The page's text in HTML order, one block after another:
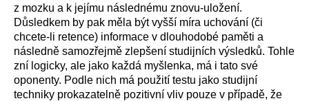
z mozku a k jejímu následnému znovu-uložení.
Důsledkem by pak měla být vyšší míra uchování (či
chcete-li retence) informace v dlouhodobé paměti a
následně samozřejmě zlepšení studijních výsledků. Tohle
zní logicky, ale jako každá myšlenka, má i tato své
oponenty. Podle nich má použití testu jako studijní
techniky prokazatelně pozitivní vliv pouze v případě, že